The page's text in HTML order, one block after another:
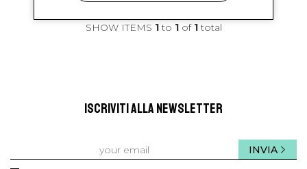
SHOW ITEMS 1to 1of 1total
ISCRIVITI ALLA NEWSLETTER
INVIA